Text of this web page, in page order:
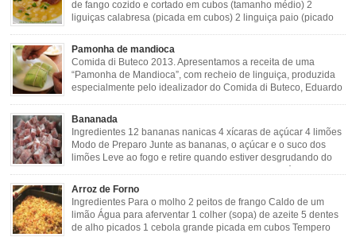
de fango cozido e cortado em cubos (tamanho médio) 2
liguiças calabresa (picada em cubos) 2 linguiça paio (picado
verde 2 dentes de alho amassado 3 colheres de óleo 2 […]
Pamonha de mandioca
Comida di Buteco 2013. Apresentamos a receita de uma
“Pamonha de Mandioca”, com recheio de linguiça, produzida
especialmente pelo idealizador do Comida di Buteco, Eduardo
cebola picadinha 100gr de mandioca crua ralada e espremida 1 colher café
de manteiga 35ml de leite Palha de milho verde 1 […]
Bananada
Ingredientes 12 bananas nanicas 4 xícaras de açúcar 4 limões
Modo de Preparo Junte as bananas, o açúcar e o suco dos
limões Leve ao fogo e retire quando estiver desgrudando do
de Preparo: 40 minutos http://eusoumineirouaiso.com.br/culinaria-
mineira/bananada#tempo-de-preparo
Arroz de Forno
Ingredientes Para o molho 2 peitos de frango Caldo de um
limão Água para aferventar 1 colher (sopa) de azeite 5 dentes
de alho picados 1 cebola grande picada em cubos Tempero